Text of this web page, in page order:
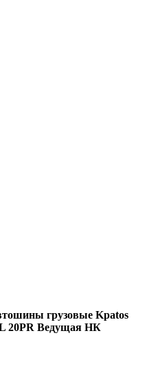
грузовые Kpatos
20PR Ведущая НК